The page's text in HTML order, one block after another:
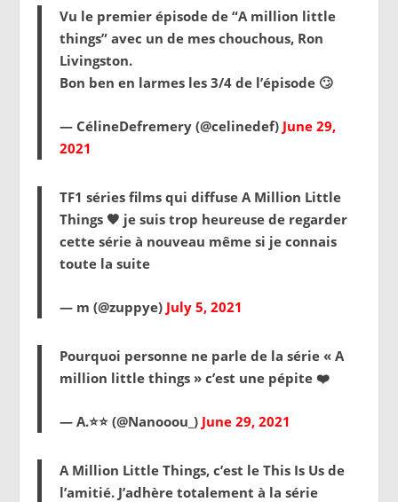
Vu le premier épisode de “A million little
things” avec un de mes chouchous, Ron
Livingston.
Bon ben en larmes les 3/4 de l’épisode 🙄
— CélineDefremery (@celinedef) June 29,
2021
TF1 séries films qui diffuse A Million Little
Things 🧡 je suis trop heureuse de regarder
cette série à nouveau même si je connais
toute la suite
— m (@zuppye) July 5, 2021
Pourquoi personne ne parle de la série « A
million little things » c’est une pépite ❤️
— A.⭐️⭐️ (@Nanooou_) June 29, 2021
A Million Little Things, c’est le This Is Us de
l’amitié. J’adhère totalement à la série